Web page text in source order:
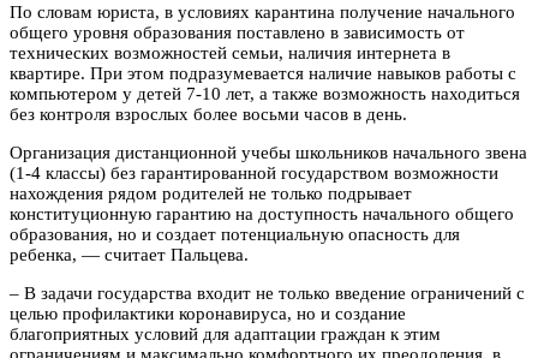
По словам юриста, в условиях карантина получение начального
общего уровня образования поставлено в зависимость от
технических возможностей семьи, наличия интернета в
квартире. При этом подразумевается наличие навыков работы с
компьютером у детей 7-10 лет, а также возможность находиться
без контроля взрослых более восьми часов в день.
Организация дистанционной учебы школьников начального звена
(1-4 классы) без гарантированной государством возможности
нахождения рядом родителей не только подрывает
конституционную гарантию на доступность начального общего
образования, но и создает потенциальную опасность для
ребенка, — считает Пальцева.
– В задачи государства входит не только введение ограничений с
целью профилактики коронавируса, но и создание
благоприятных условий для адаптации граждан к этим